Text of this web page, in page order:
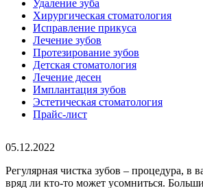
Удаление зуба
Хирургическая стоматология
Исправление прикуса
Лечение зубов
Протезирование зубов
Детская стоматология
Лечение десен
Имплантация зубов
Эстетическая стоматология
Прайс-лист
05.12.2022
Регулярная чистка зубов – процедура, в
вряд ли кто-то может усомниться.